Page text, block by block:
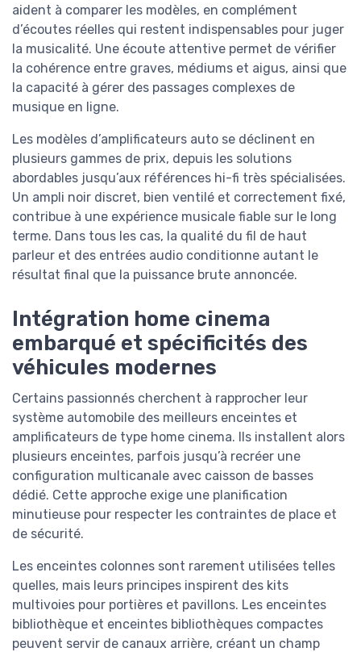
aident à comparer les modèles, en complément
d’écoutes réelles qui restent indispensables pour juger
la musicalité. Une écoute attentive permet de vérifier
la cohérence entre graves, médiums et aigus, ainsi que
la capacité à gérer des passages complexes de
musique en ligne.
Les modèles d’amplificateurs auto se déclinent en
plusieurs gammes de prix, depuis les solutions
abordables jusqu’aux références hi-fi très spécialisées.
Un ampli noir discret, bien ventilé et correctement fixé,
contribue à une expérience musicale fiable sur le long
terme. Dans tous les cas, la qualité du fil de haut
parleur et des entrées audio conditionne autant le
résultat final que la puissance brute annoncée.
Intégration home cinema
embarqué et spécificités des
véhicules modernes
Certains passionnés cherchent à rapprocher leur
système automobile des meilleurs enceintes et
amplificateurs de type home cinema. Ils installent alors
plusieurs enceintes, parfois jusqu’à recréer une
configuration multicanale avec caisson de basses
dédié. Cette approche exige une planification
minutieuse pour respecter les contraintes de place et
de sécurité.
Les enceintes colonnes sont rarement utilisées telles
quelles, mais leurs principes inspirent des kits
multivoies pour portières et pavillons. Les enceintes
bibliothèque et enceintes bibliothèques compactes
peuvent servir de canaux arrière, créant un champ